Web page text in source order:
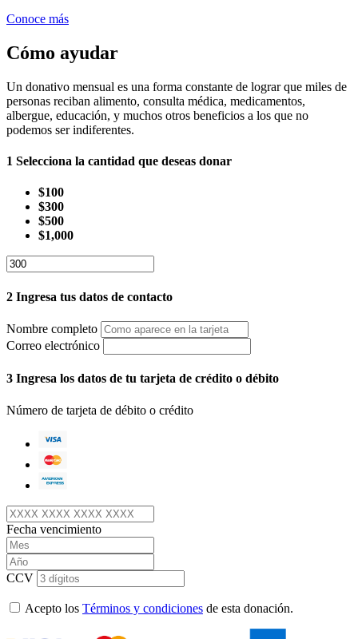
Conoce más
Cómo ayudar
Un donativo mensual es una forma constante de lograr que miles de
personas reciban alimento, consulta médica, medicamentos,
albergue, educación, y muchos otros beneficios a los que no
podemos ser indiferentes.
1 Selecciona la cantidad que deseas donar
$100
$300
$500
$1,000
2 Ingresa tus datos de contacto
Nombre completo
Correo electrónico
3 Ingresa los datos de tu tarjeta de crédito o débito
Número de tarjeta de débito o crédito
Fecha vencimiento
CCV
Acepto los Términos y condiciones de esta donación.